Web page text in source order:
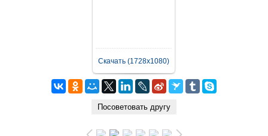
Скачать (1728x1080)